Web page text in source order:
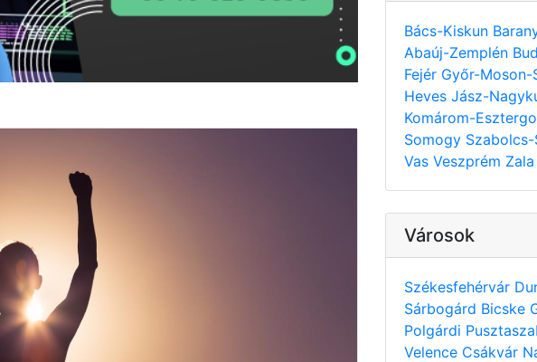
Bács-Kiskun
Abaúj-Zemplén
Fejér Győr-Moson-
Heves Jász-
Komárom-
Somogy
Vas Veszprém Zala
Városok
Székesfehérvár
Sárbogárd Bicske
Polgárdi
Velence Csákvár